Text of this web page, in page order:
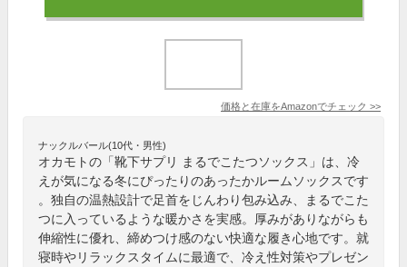
価格と在庫をAmazonでチェック >>
ナックルバール(10代・男性)
オカモトの「靴下サプリ まるでこたつソックス」は、冷
えが気になる冬にぴったりのあったかルームソックスです
。独自の温熱設計で足首をじんわり包み込み、まるでこた
つに入っているような暖かさを実感。厚みがありながらも
伸縮性に優れ、締めつけ感のない快適な履き心地です。就
寝時やリラックスタイムに最適で、冷え性対策やプレゼン